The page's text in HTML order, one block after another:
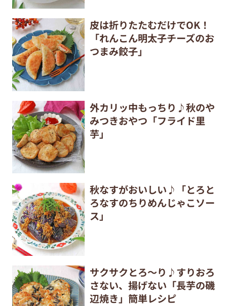
皮は折りたたむだけでOK！
「れんこん明太子チーズのお
つまみ餃子」
外カリッ中もっちり♪秋のや
みつきおやつ「フライド里
芋」
秋なすがおいしい♪「とろと
ろなすのちりめんじゃこソー
ス」
サクサクとろ～り♪すりおろ
さない、揚げない「長芋の磯
辺焼き」簡単レシピ